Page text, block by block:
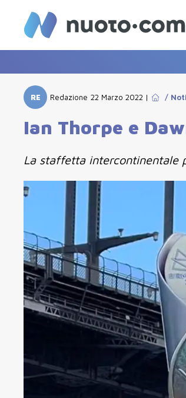
RE Redazione 22 Marzo 2022 | /
Ian Thorpe e
La staffetta intercontinentale